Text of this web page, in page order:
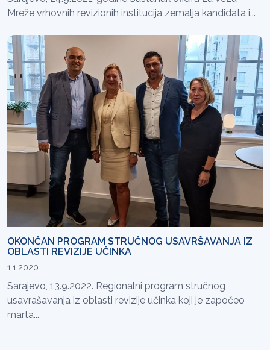
Mreže vrhovnih revizionih institucija zemalja kandidata i...
OKONČAN PROGRAM STRUČNOG USAVRŠAVANJA IZ
OBLASTI REVIZIJE UČINKA
1.1.2020
Sarajevo, 13.9.2022. Regionalni program stručnog
usavrašavanja iz oblasti revizije učinka koji je započeo
marta...